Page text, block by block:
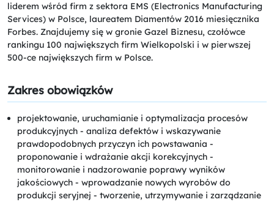
liderem wśród firm z sektora EMS (Electronics Manufacturing
Services) w Polsce, laureatem Diamentów 2016 miesięcznika
Forbes. Znajdujemy się w gronie Gazel Biznesu, czołówce
rankingu 100 największych firm Wielkopolski i w pierwszej
500-ce największych firm w Polsce.
Zakres obowiązków
projektowanie, uruchamianie i optymalizacja procesów
produkcyjnych - analiza defektów i wskazywanie
prawdopodobnych przyczyn ich powstawania -
proponowanie i wdrażanie akcji korekcyjnych -
monitorowanie i nadzorowanie poprawy wyników
jakościowych - wprowadzanie nowych wyrobów do
produkcji seryjnej - tworzenie, utrzymywanie i zarządzanie